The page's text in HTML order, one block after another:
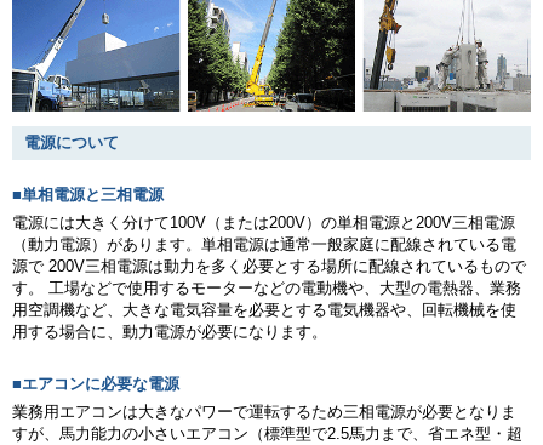
電源について
■単相電源と三相電源
電源には大きく分けて100V（または200V）の単相電源と200V三相電源
（動力電源）があります。単相電源は通常一般家庭に配線されている電
源で 200V三相電源は動力を多く必要とする場所に配線されているもので
す。 工場などで使用するモーターなどの電動機や、大型の電熱器、業務
用空調機など、大きな電気容量を必要とする電気機器や、回転機械を使
用する場合に、動力電源が必要になります。
■エアコンに必要な電源
業務用エアコンは大きなパワーで運転するため三相電源が必要となりま
すが、馬力能力の小さいエアコン（標準型で2.5馬力まで、省エネ型・超